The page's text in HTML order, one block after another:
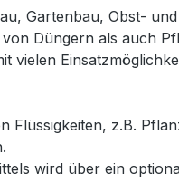
Gartenbau, Obst-
Düngern als auch
vielen
Flüssigkeiten, z.B.
wird über ein